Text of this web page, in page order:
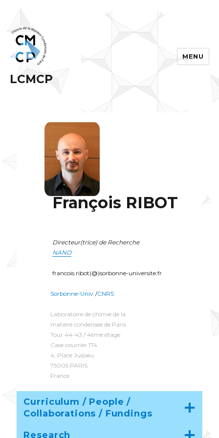
LCMCP
MENU
François RIBOT
Directeur(trice) de Recherche
NANO
francois.ribot(@)sorbonne-universite.fr
Sorbonne-Univ./CNRS
Laboratoire de chimie de la
matière condensée de Paris
Tour 44-43 / 4ème étage
Case courrier 174
4, Place Jussieu
75005 PARIS
France
Curriculum / People /
Collaborations / Fundings
Research